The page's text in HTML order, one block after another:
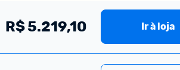
R$5.219,10 Ir à loja